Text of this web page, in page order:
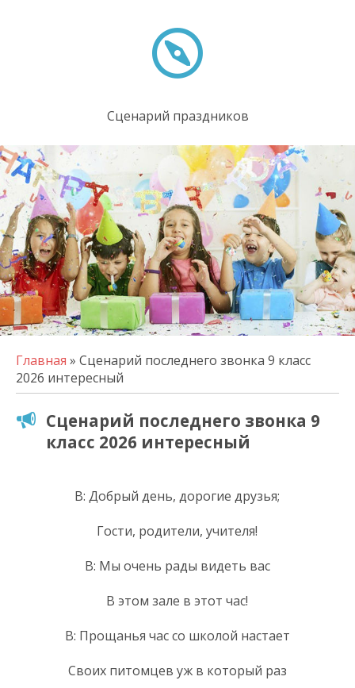
Сценарий праздников
Главная » Сценарий последнего звонка 9 класс
2026 интересный
Сценарий последнего звонка 9
класс 2026 интересный
В: Добрый день, дорогие друзья;
Гости, родители, учителя!
В: Мы очень рады видеть вас
В этом зале в этот час!
В: Прощанья час со школой настает
Своих питомцев уж в который раз